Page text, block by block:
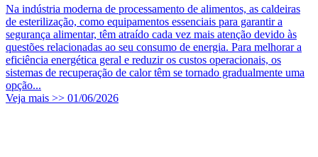
Na indústria moderna de processamento de alimentos, as caldeiras
de esterilização, como equipamentos essenciais para garantir a
segurança alimentar, têm atraído cada vez mais atenção devido às
questões relacionadas ao seu consumo de energia. Para melhorar a
eficiência energética geral e reduzir os custos operacionais, os
sistemas de recuperação de calor têm se tornado gradualmente uma
opção...
Veja mais >> 01/06/2026